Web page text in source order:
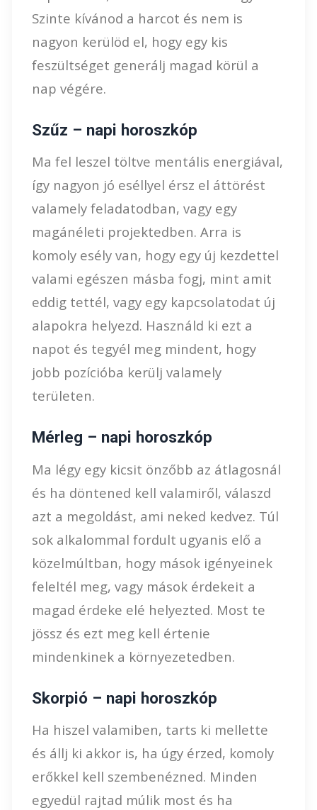
Szinte kívánod a harcot és nem is
nagyon kerülöd el, hogy egy kis
feszültséget generálj magad körül a
nap végére.
Szűz – napi horoszkóp
Ma fel leszel töltve mentális energiával,
így nagyon jó eséllyel érsz el áttörést
valamely feladatodban, vagy egy
magánéleti projektedben. Arra is
komoly esély van, hogy egy új kezdettel
valami egészen másba fogj, mint amit
eddig tettél, vagy egy kapcsolatodat új
alapokra helyezd. Használd ki ezt a
napot és tegyél meg mindent, hogy
jobb pozícióba kerülj valamely
területen.
Mérleg – napi horoszkóp
Ma légy egy kicsit önzőbb az átlagosnál
és ha döntened kell valamiről, válaszd
azt a megoldást, ami neked kedvez. Túl
sok alkalommal fordult ugyanis elő a
közelmúltban, hogy mások igényeinek
feleltél meg, vagy mások érdekeit a
magad érdeke elé helyezted. Most te
jössz és ezt meg kell értenie
mindenkinek a környezetedben.
Skorpió – napi horoszkóp
Ha hiszel valamiben, tarts ki mellette
és állj ki akkor is, ha úgy érzed, komoly
erőkkel kell szembenézned. Minden
egyedül rajtad múlik most és ha